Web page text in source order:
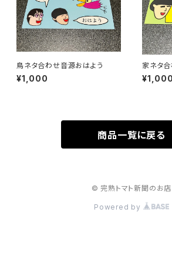
鳥ネタ合わせ音源おはよう
¥1,000
家ネタ
¥1,000
商品一覧に戻る
© 完熟トマト新聞のお店
Powered by